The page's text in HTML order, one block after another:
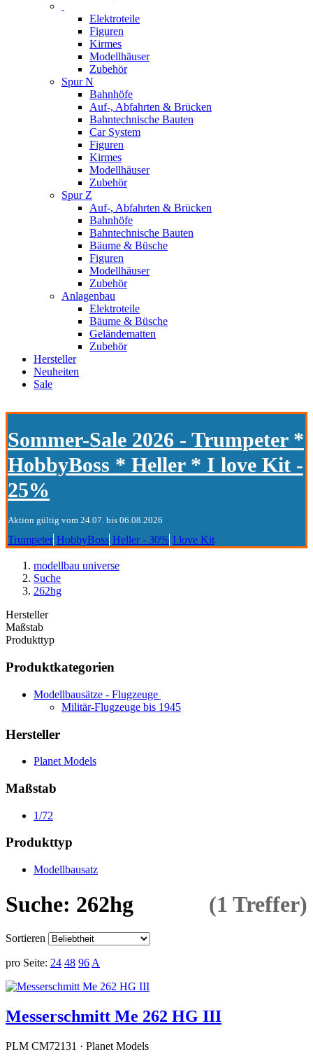
Elektroteile
Figuren
Kirmes
Modellhäuser
Zubehör
Spur N
Bahnhöfe
Auf-, Abfahrten & Brücken
Bahntechnische Bauten
Car System
Figuren
Kirmes
Modellhäuser
Zubehör
Spur Z
Auf-, Abfahrten & Brücken
Bahnhöfe
Bahntechnische Bauten
Bäume & Büsche
Figuren
Modellhäuser
Zubehör
Anlagenbau
Elektroteile
Bäume & Büsche
Geländematten
Zubehör
Hersteller
Neuheiten
Sale
Sommer-Sale 2026 - Trumpeter *
HobbyBoss * Heller * I love Kit -
25%
Aktion gültig vom 24.07. bis 06.08.2026
Trumpeter HobbyBoss Heller - 30% I love Kit
modellbau universe
Suche
262hg
Hersteller
Maßstab
Produkttyp
Produktkategorien
Modellbausätze - Flugzeuge
Militär-Flugzeuge bis 1945
Hersteller
Planet Models
Maßstab
1/72
Produkttyp
Modellbausatz
Suche: 262hg (1 Treffer)
Sortieren
pro Seite: 24 48 96 A
Messerschmitt Me 262 HG III
PLM CM72131 · Planet Models